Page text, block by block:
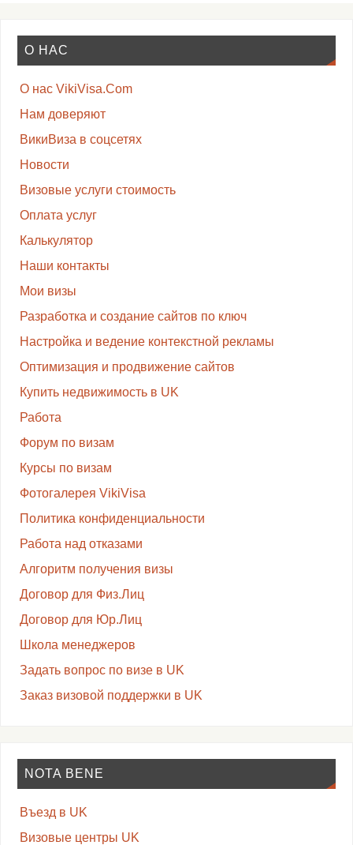
О НАС
О нас VikiVisa.Com
Нам доверяют
ВикиВиза в соцсетях
Новости
Визовые услуги стоимость
Оплата услуг
Калькулятор
Наши контакты
Мои визы
Разработка и создание сайтов по ключ
Настройка и ведение контекстной рекламы
Оптимизация и продвижение сайтов
Купить недвижимость в UK
Работа
Форум по визам
Курсы по визам
Фотогалерея VikiVisa
Политика конфиденциальности
Работа над отказами
Алгоритм получения визы
Договор для Физ.Лиц
Договор для Юр.Лиц
Школа менеджеров
Задать вопрос по визе в UK
Заказ визовой поддержки в UK
NOTA BENE
Въезд в UK
Визовые центры UK